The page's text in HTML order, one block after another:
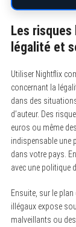
Les
légalité et
Utiliser Nightflix
concernant la
dans des
d’auteur. Des
euros ou même
indispensable une
dans votre pays.
avec une politique
Ensuite, sur le
illégaux expose
malveillants ou
e
r
c